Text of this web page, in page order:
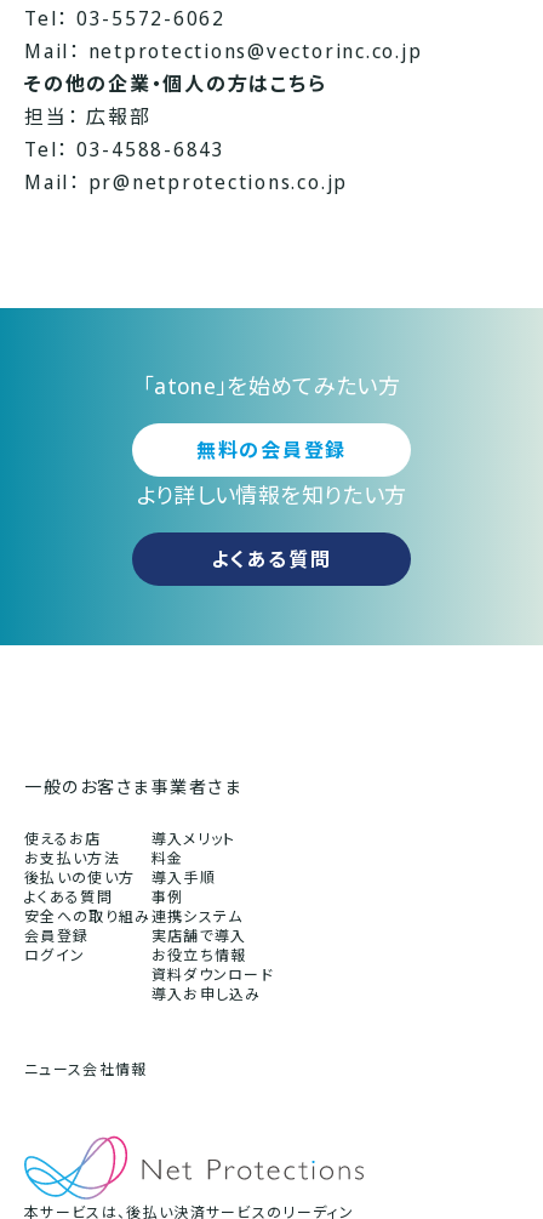
Tel： 03-5572-6062
Mail： netprotections@vectorinc.co.jp
その他の企業・個人の方はこちら
担当： 広報部
Tel： 03-4588-6843
Mail： pr@netprotections.co.jp
「atone」を始めてみたい方
無料の会員登録
より詳しい情報を知りたい方
よくある質問
一般のお客さま
使えるお店
お支払い方法
後払いの使い方
よくある質問
安全への取り組み
会員登録
ログイン
事業者さま
導入メリット
料金
導入手順
事例
連携システム
実店舗で導入
お役立ち情報
資料ダウンロード
導入お申し込み
ニュース会社情報
本サービスは、後払い決済サービスのリーディン